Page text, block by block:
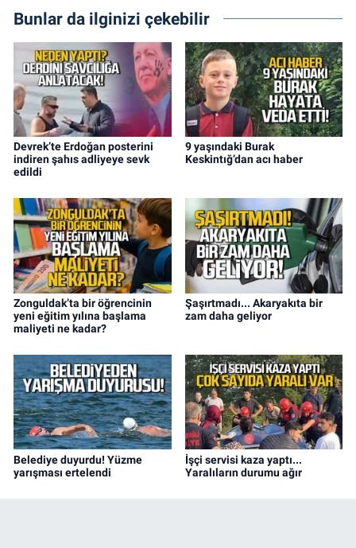
Bunlar da ilginizi çekebilir
Devrek’te Erdoğan posterini
indiren şahıs adliyeye sevk
edildi
9 yaşındaki Burak
Keskintığ’dan acı haber
Zonguldak’ta bir öğrencinin
yeni eğitim yılına başlama
maliyeti ne kadar?
Şaşırtmadı... Akaryakıta bir
zam daha geliyor
Belediye duyurdu! Yüzme
yarışması ertelendi
İşçi servisi kaza yaptı...
Yaralıların durumu ağır